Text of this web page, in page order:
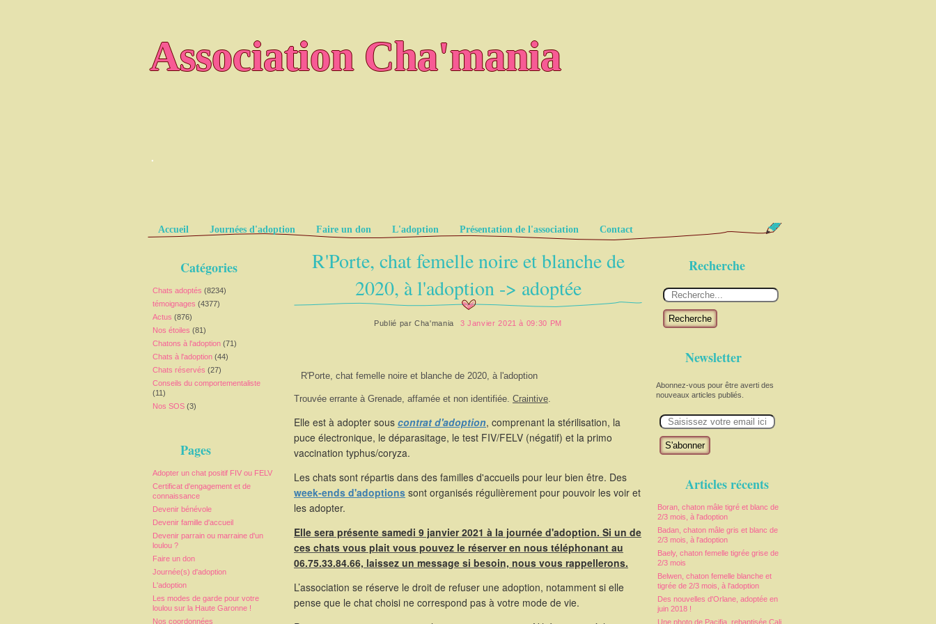
Association Cha'mania
.
Pages
Accueil Journées d'adoption Faire un don L'adoption Présentation de l'association Contact
Catégories
Chats adoptés (8234)
témoignages (4377)
Actus (876)
Nos étoiles (81)
Chatons à l'adoption (71)
Chats à l'adoption (44)
Chats réservés (27)
Conseils du comportementaliste
(11)
Nos SOS (3)
Pages
Adopter un chat positif FIV ou FELV
Certificat d'engagement et de
connaissance
Devenir bénévole
Devenir famille d'accueil
Devenir parrain ou marraine d'un
loulou ?
Faire un don
Journée(s) d'adoption
L'adoption
Les modes de garde pour votre
loulou sur la Haute Garonne !
Nos coordonnées
Recherche
Recherche
Newsletter
Abonnez-vous pour être averti des
nouveaux articles publiés.
m
Articles récents
Boran, chaton mâle tigré et blanc de
2/3 mois, à l'adoption
Badan, chaton mâle gris et blanc de
2/3 mois, à l'adoption
Baely, chaton femelle tigrée grise de
2/3 mois
Belwen, chaton femelle blanche et
tigrée de 2/3 mois, à l'adoption
Des nouvelles d'Orlane, adoptée en
juin 2018 !
Une photo de Pacifia, rebaptisée Cali,
R'Porte, chat femelle noire et blanche de
2020, à l'adoption -> adoptée
Publié parCha'mania 3 Janvier 2021 à 09:30 PM
R'Porte, chat femelle noire et blanche de 2020, à l'adoption
Trouvée errante à Grenade, affamée et non identifiée. Craintive.
Elle est à adopter sous contrat d'adoption, comprenant la stérilisation, la
puce électronique, le déparasitage, le test FIV/FELV (négatif) et la primo
vaccination typhus/coryza.
Les chats sont répartis dans des familles d'accueils pour leur bien être. Des
week-ends d'adoptions sont organisés régulièrement pour pouvoir les voir et
les adopter.
Elle sera présente samedi 9 janvier 2021 à la journée d'adoption. Si un de
ces chats vous plait vous pouvez le réserver en nous téléphonant au
06.75.33.84.66, laissez un message si besoin, nous vous rappellerons.
L’association se réserve le droit de refuser une adoption, notamment si elle
pense que le chat choisi ne correspond pas à votre mode de vie.